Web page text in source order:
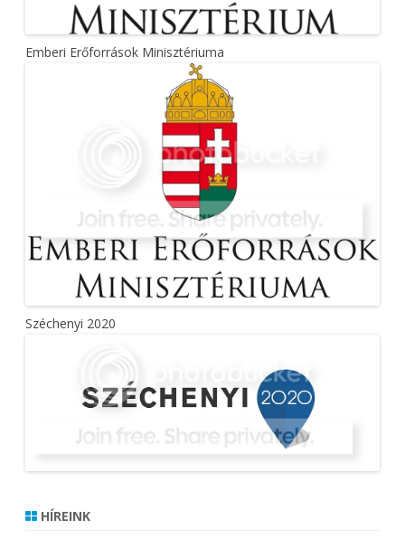
Emberi Erőforrások Minisztériuma
Széchenyi 2020
HÍREINK